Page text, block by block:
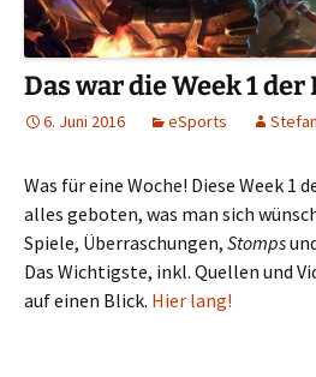
Das war die Week 1 der
6. Juni 2016 eSports
Was für eine Woche! Diese Week 1
alles geboten, was man sich
Spiele, Überraschungen, Stomps
Das Wichtigste, inkl. Quellen und
auf einen Blick. Hier lang!